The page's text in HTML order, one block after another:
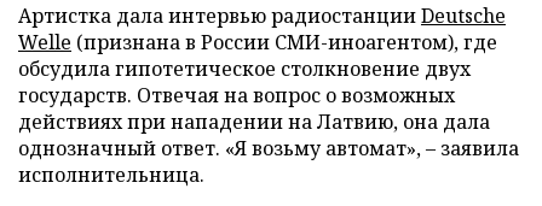
Артистка дала интервью радиостанцииDeutsche
Welle (признана в России СМИ-иноагентом), где
обсудила гипотетическое столкновение двух
государств. Отвечая на вопрос о возможных
действиях при нападении на Латвию, она дала
однозначный ответ. «Я возьму автомат», – заявила
исполнительница.